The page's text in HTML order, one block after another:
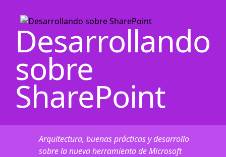
Desarrollando
sobre
SharePoint
Arquitectura, buenas prácticas y desarrollo
sobre la nueva herramienta de Microsoft